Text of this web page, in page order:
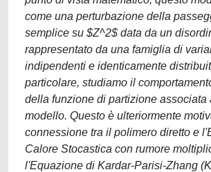
come una perturbazione della
semplice su $Z^2$ data da un
rappresentato da una famiglia di
indipendenti e identicamente
particolare, studiamo il
della funzione di partizione associata
modello. Questo è ulteriormente
connessione tra il polimero diretto e
Calore Stocastica con rumore
l'Equazione di Kardar-Parisi-Zhang